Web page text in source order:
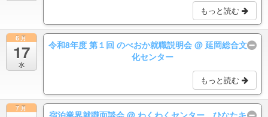
もっと読む
6月
17
水
令和8年度 第１回 のべおか就職説明会 @ 延岡総合文
化センター
もっと読む
7月
宿泊業界就職面談会 @ わくわくセンター ひなたキ